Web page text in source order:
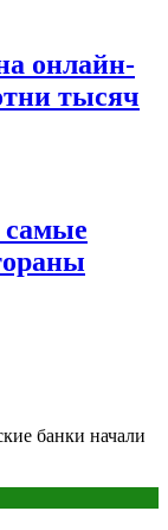
онлайн-
тысяч
самые
банки начали